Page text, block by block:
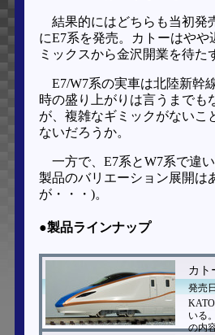
結果的にはどちらも当初発
にE7系を発売。カトーはや
ミックスから金沢開業を待た
E7/W7系の実車は北陸新幹
時の盛り上がりは言うまでも
が、複雑なギミックがないこ
ないだろうか。
一方で、E7系とW7系で違
製品のバリエーション展開は
が・・・)。
●製品ラインナップ
カト
発売
いる
の内